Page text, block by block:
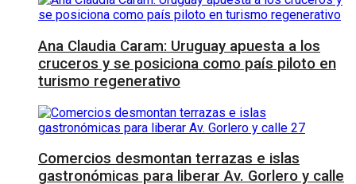
Ana Claudia Caram: Uruguay apuesta a los
cruceros y se posiciona como país piloto en
turismo regenerativo
Comercios desmontan terrazas e islas
gastronómicas para liberar Av. Gorlero y calle